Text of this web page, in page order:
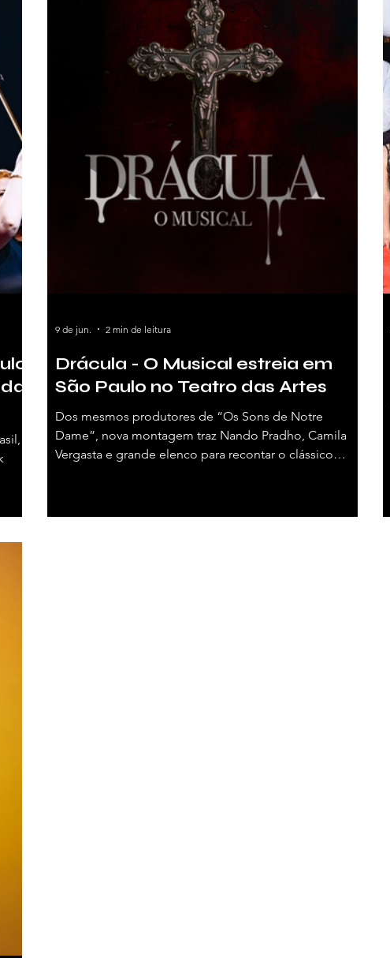
Drácula - O Musical estreia em
São Paulo no Teatro das Artes
Dos mesmos produtores de “Os Sons de Notre
Dame”, nova montagem traz Nando Pradho, Camila
Vergasta e grande elenco para recontar o clássico
9 de jun. 2 min de leitura